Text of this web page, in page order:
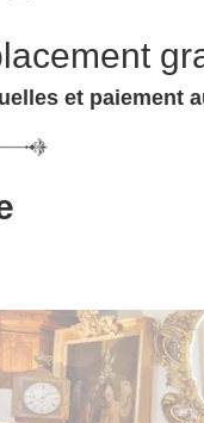
et paiement